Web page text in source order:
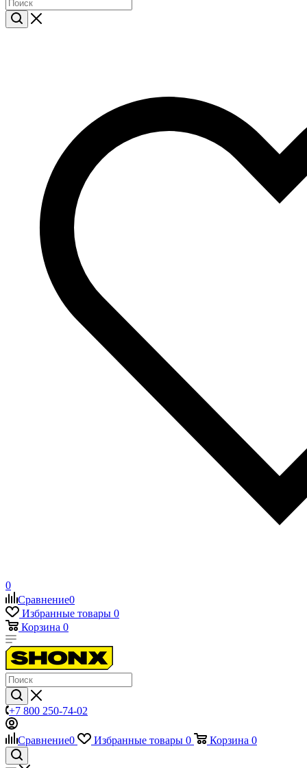
0
Сравнение0
Избранные товары 0
Корзина 0
+7 800 250-74-02
Сравнение0 Избранные товары 0 Корзина 0